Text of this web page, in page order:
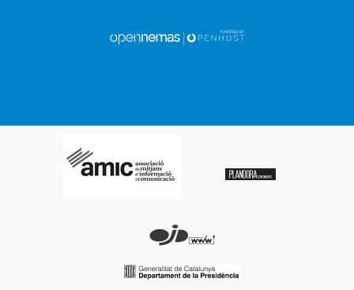
S'inicia la consolidació urgent del
Castell de Sarroca de Lleida